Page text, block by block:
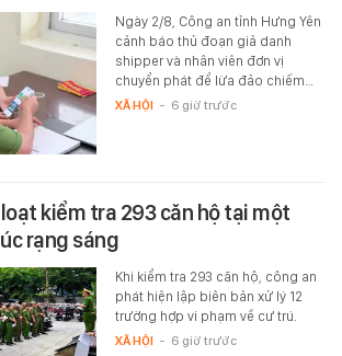
Ngày 2/8, Công an tỉnh Hưng Yên
cảnh báo thủ đoạn giả danh
shipper và nhân viên đơn vị
chuyển phát để lừa đảo chiếm…
XÃ HỘI - 6 giờ trước
kiểm tra 293 căn hộ tại một
rạng sáng
Khi kiểm tra 293 căn hộ, công an
phát hiện lập biên bản xử lý 12
trường hợp vi phạm về cư trú.
XÃ HỘI - 6 giờ trước